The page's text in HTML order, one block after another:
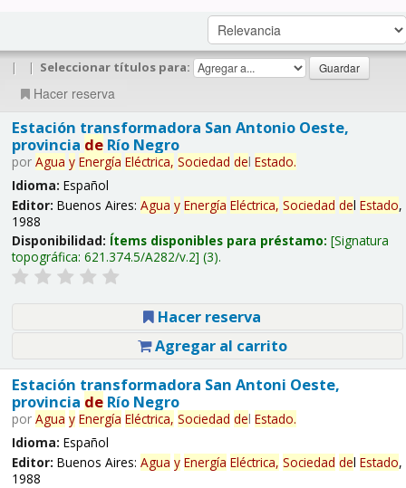
| | Seleccionar títulos para:
Hacer reserva
Estación transformadora San Antonio Oeste,
provincia deRío Negro
por Agua y Energía Eléctrica, Sociedad del Estado.
Idioma: Español
Editor: Buenos Aires: Agua y Energía Eléctrica, Sociedad del Estado,
1988
Disponibilidad: Ítems disponibles para préstamo: Signatura
topográfica: 621.374.5/A282/v.2 (3).
Hacer reserva
Agregar al carrito
Estación transformadora San Antoni Oeste,
provincia deRío Negro
por Agua y Energía Eléctrica, Sociedad del Estado.
Idioma: Español
Editor: Buenos Aires: Agua y Energía Eléctrica, Sociedad del Estado,
1988